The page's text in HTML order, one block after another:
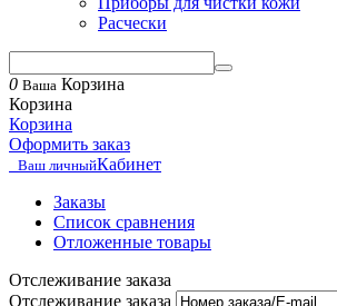
Расчески
0 Ваша Корзина
Корзина
Корзина
Оформить заказ
Ваш личныйКабинет
Заказы
Список сравнения
Отложенные товары
Отслеживание заказа
Отслеживание заказа